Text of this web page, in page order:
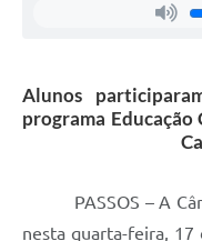
Alunos
programa Educação
PASSOS – A
nesta quarta-feira, 17